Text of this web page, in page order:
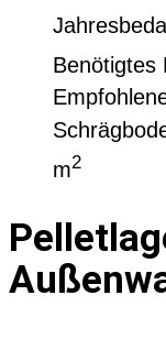
Benötigtes
m2